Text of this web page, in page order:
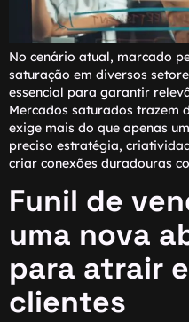
No cenário atual, marcado
saturação em diversos
essencial para garantir
Mercados saturados trazem
exige mais do que apenas
preciso estratégia,
criar conexões duradouras
Funil de
uma nova
para atrair
clientes